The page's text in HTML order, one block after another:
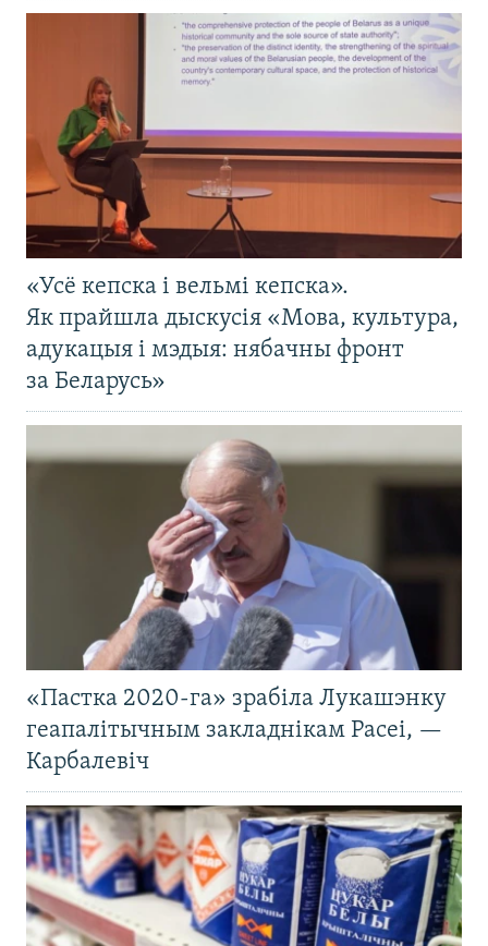
«Усё кепска і вельмі кепска».
Як прайшла дыскусія «Мова, культура,
адукацыя і мэдыя: нябачны фронт
за Беларусь»
«Пастка 2020-га» зрабіла Лукашэнку
геапалітычным закладнікам Расеі, —
Карбалевіч